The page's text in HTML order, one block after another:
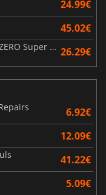
24.99€
45.02€
DRAGON BALL Sparking! ZERO Super Limit Breaking NEO 26.29€
6.92€
12.09€
41.22€
5.09€